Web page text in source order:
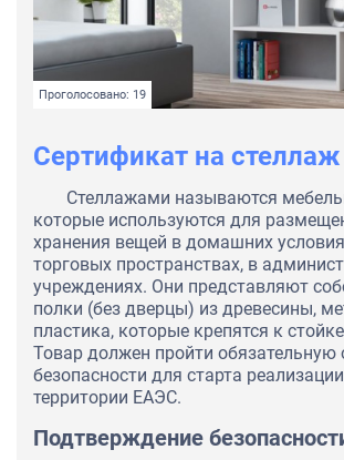
Проголосовано: 19
Сертификат на стеллаж
Стеллажами называются
которые используются для
хранения вещей в домашних
торговых пространствах, в
учреждениях. Они представляют
полки (без дверцы) из древесины,
пластика, которые крепятся к
Товар должен пройти обязательную
безопасности для старта
территории ЕАЭС.
Подтверждение